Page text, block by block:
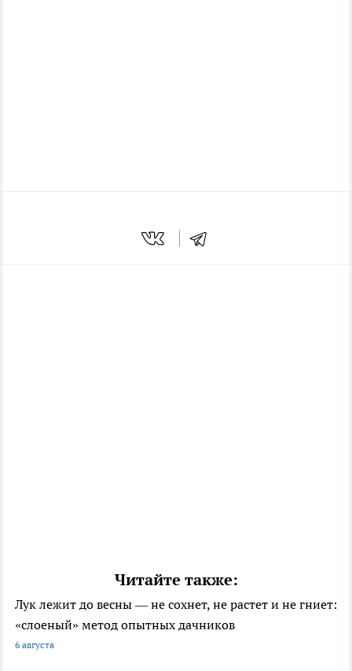
Читайте также:
Лук лежит до весны — не сохнет, не растет и не гниет:
«слоеный» метод опытных дачников
6 августа